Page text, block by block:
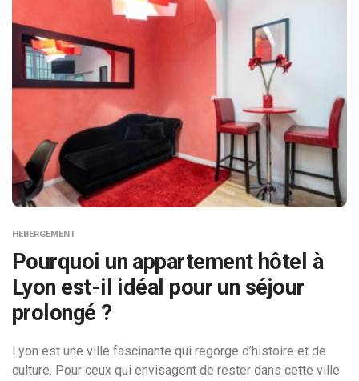
HEBERGEMENT
Pourquoi un appartement hôtel à
Lyon est-il idéal pour un séjour
prolongé ?
Lyon est une ville fascinante qui regorge d’histoire et de
culture. Pour ceux qui envisagent de rester dans cette ville